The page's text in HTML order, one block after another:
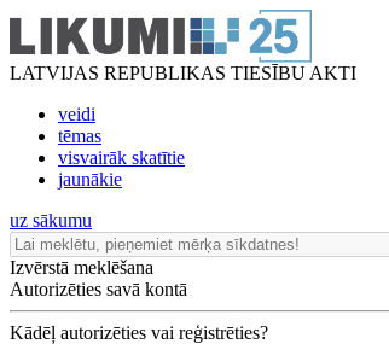
LATVIJAS REPUBLIKAS TIESĪBU AKTI
veidi
tēmas
visvairāk skatītie
jaunākie
uz sākumu
Izvērstā meklēšana
Autorizēties savā kontā
Kādēļ autorizēties vai reģistrēties?